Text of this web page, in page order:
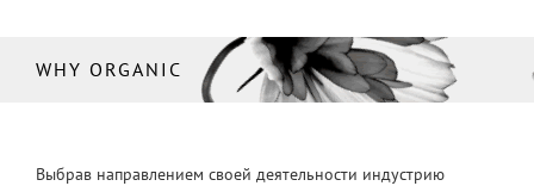
WHY ORGANIC
Выбрав направлением своей деятельности индустрию